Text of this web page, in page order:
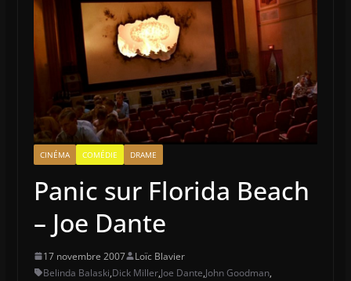
CINÉMA COMÉDIE DRAME
Panic sur Florida Beach
– Joe Dante
17 novembre 2007
Loïc Blavier
Belinda Balaski,Dick Miller,Joe Dante,John Goodman,